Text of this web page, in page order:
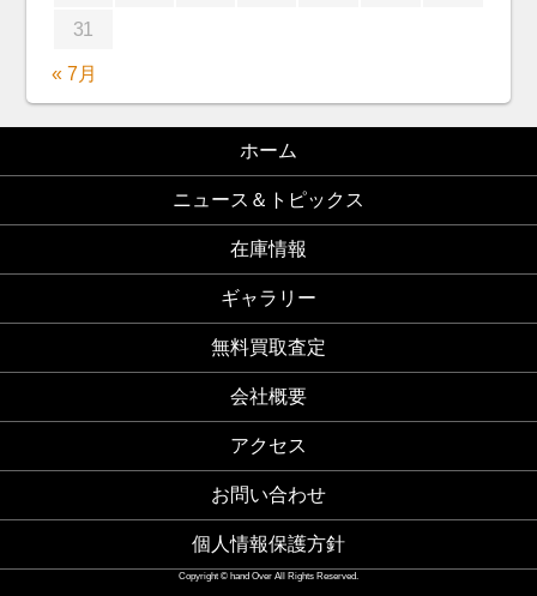
31
« 7月
ホーム
ニュース＆トピックス
在庫情報
ギャラリー
無料買取査定
会社概要
アクセス
お問い合わせ
個人情報保護方針
Copyright © hand Over All Rights Reserved.